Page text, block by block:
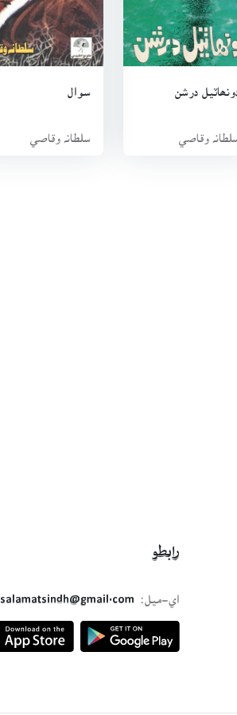
دونھاٽيل درشن
سلطانہ وقاصي
سوال
سلطانہ وقاصي
رابطو
اي-ميل:
salamatsindh@gmail.com